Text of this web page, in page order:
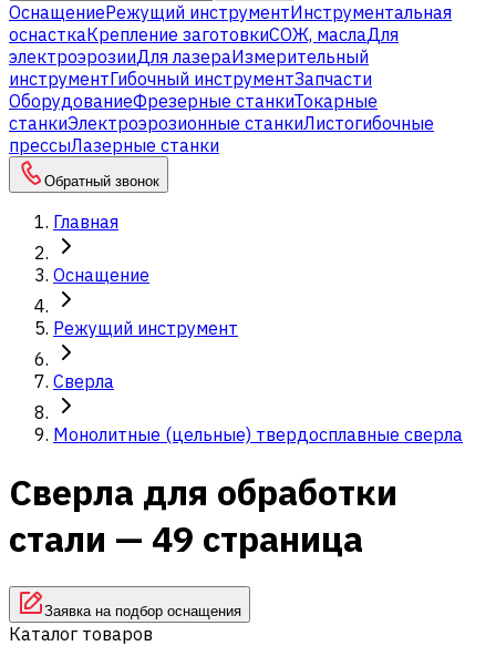
ОснащениеРежущий инструментИнструментальная
оснасткаКрепление заготовкиСОЖ, маслаДля
электроэрозииДля лазераИзмерительный
инструментГибочный инструментЗапчасти
ОборудованиеФрезерные станкиТокарные
станкиЭлектроэрозионные станкиЛистогибочные
прессыЛазерные станки
Обратный звонок
Главная
Оснащение
Режущий инструмент
Сверла
Монолитные (цельные) твердосплавные сверла
Сверла для обработки
стали — 49 страница
Заявка на подбор оснащения
Каталог товаров